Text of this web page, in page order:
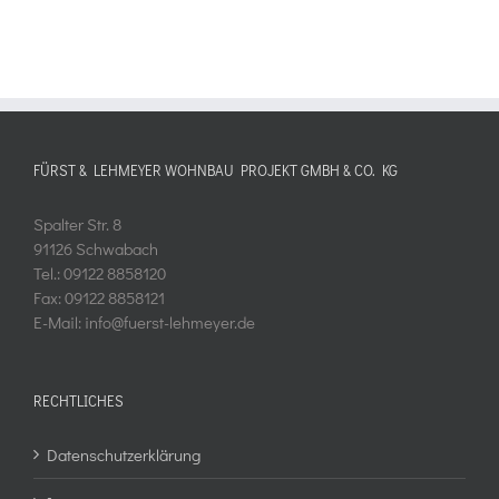
FÜRST & LEHMEYER WOHNBAU PROJEKT GMBH & CO. KG
Spalter Str. 8
91126 Schwabach
Tel.: 09122 8858120
Fax: 09122 8858121
E-Mail: info@fuerst-lehmeyer.de
RECHTLICHES
Datenschutzerklärung